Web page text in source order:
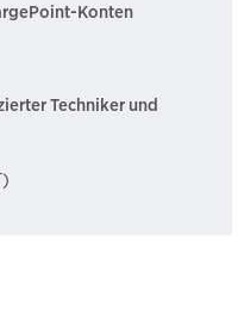
Konten
Techniker und